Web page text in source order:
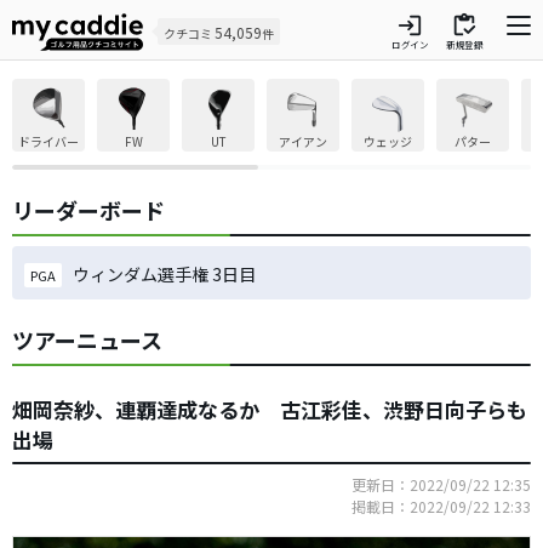
クチコミ 54,059件 login
ログイン
inventory
新規登録
ドライバー FW UT アイアン ウェッジ パター
リーダーボード
PGA ウィンダム選手権 3日目
ツアーニュース
畑岡奈紗、連覇達成なるか 古江彩佳、渋野日向子らも
出場
更新日：2022/09/22 12:35
掲載日：2022/09/22 12:33